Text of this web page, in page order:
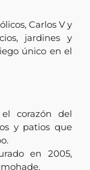
Carlos V y
jardines y
único en el
corazón del
y patios que
en 2005,